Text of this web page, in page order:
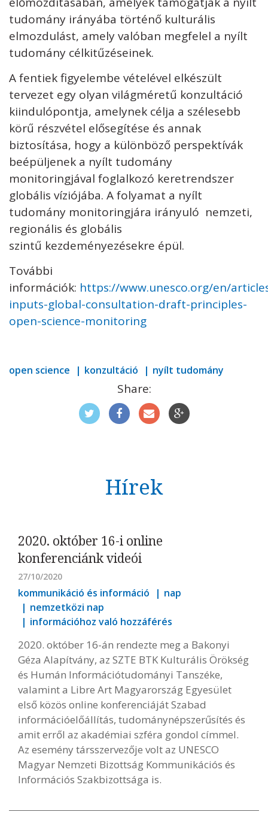
tudomány irányába történő kulturális
elmozdulást, amely valóban megfelel a nyílt
tudomány célkitűzéseinek.
A fentiek figyelembe vételével elkészült
tervezet egy olyan világméretű konzultáció
kiindulópontja, amelynek célja a szélesebb
körű részvétel elősegítése és annak
biztosítása, hogy a különböző perspektívák
beépüljenek a nyílt tudomány
monitoringjával foglalkozó keretrendszer
globális víziójába. A folyamat a nyílt
tudomány monitoringjára irányuló nemzeti,
regionális és globális
szintű kezdeményezésekre épül.
További
információk: https://www.unesco.org/en/
inputs-global-consultation-draft-principles-
open-science-monitoring
open science konzultáció nyílt tudomány
Share:
Hírek
2020. október 16-i online
konferenciánk videói
27/10/2020
kommunikáció és információ
nap
nemzetközi nap
információhoz való hozzáférés
2020. október 16-án rendezte meg a Bakonyi
Géza Alapítvány, az SZTE BTK Kulturális Örökség
és Humán Információtudományi Tanszéke,
valamint a Libre Art Magyarország Egyesület
első közös online konferenciáját Szabad
információelőállítás, tudománynépszerűsítés és
amit erről az akadémiai szféra gondol címmel.
Az esemény társszervezője volt az UNESCO
Magyar Nemzeti Bizottság Kommunikációs és
Információs Szakbizottsága is.